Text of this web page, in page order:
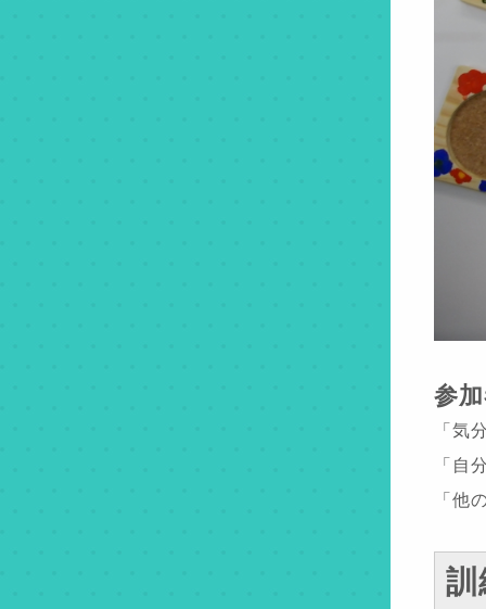
参
「気
「自
「他